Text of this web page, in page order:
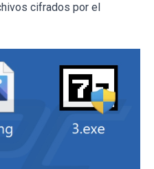
cifrados por el